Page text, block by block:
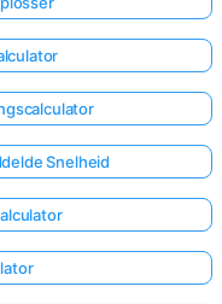
Snelheid